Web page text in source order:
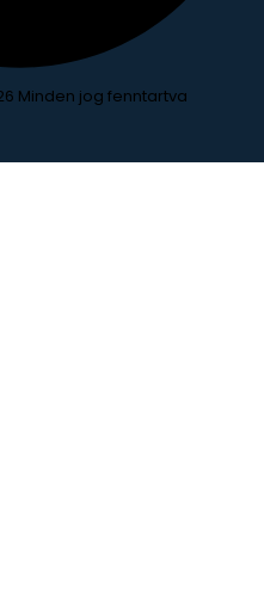
Minden jog fenntartva